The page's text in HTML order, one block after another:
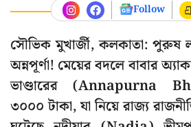
Follow
সৌভিক মুখার্জী, কলকাতা: পুরুষ
অন্নপূর্ণা! মেয়ের বদলে বাবার
ভাণ্ডারের (Annapurna
৩০০০ টাকা, যা নিয়ে রাজ্য